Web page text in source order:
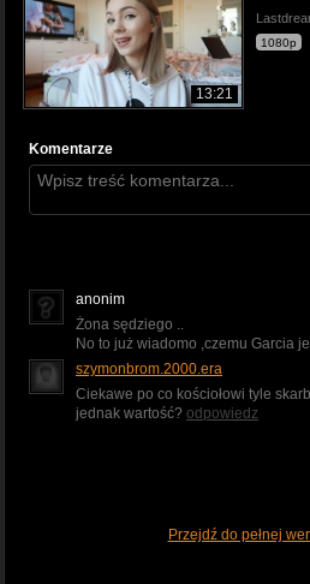
13:21
1080p
Komentarze
anonim
Żona sędziego ..
No to już wiadomo ,czemu Garcia
szymonbrom.2000.era
Ciekawe po co kościołowi tyle
jednak wartość? odpowiedz
Przejdź do pełnej